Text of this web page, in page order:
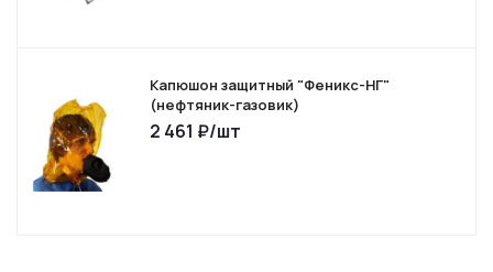
Капюшон защитный "Феникс-НГ"
(нефтяник-газовик)
2 461 ₽/шт